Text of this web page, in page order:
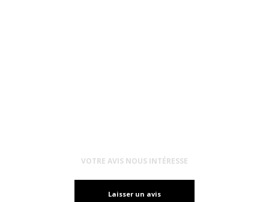
VOTRE AVIS NOUS INTÉRESSE
Laisser un avis